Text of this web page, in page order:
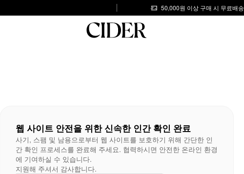
50,000원 이상 구매 시 무료배송
웹 사이트 안전을 위한 신속한 인간 확인 완료
사기, 스팸 및 남용으로부터 웹 사이트를 보호하기 위해 간단한 인
간 확인 프로세스를 완료해 주세요. 협력하시면 안전한 온라인 환경
에 기여하실 수 있습니다.
지원해 주셔서 감사합니다.